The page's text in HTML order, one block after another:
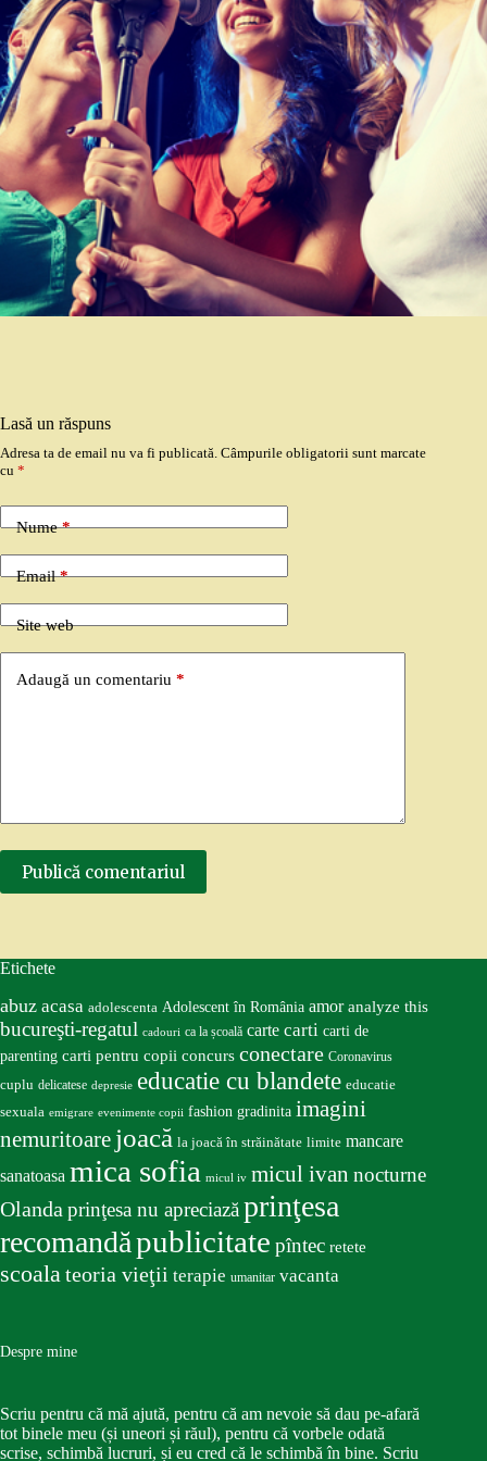
Lasă un răspuns
Adresa ta de email nu va fi publicată. Câmpurile obligatorii sunt marcate
cu *
Nume*
Email*
Site web
Adaugă un comentariu *
Publică comentariul
Etichete
abuz acasa adolescenta Adolescent în România amor analyze this
bucureşti-regatul cadouri ca la școală carte carti carti de
parenting carti pentru copii concurs conectare Coronavirus
cuplu delicatese depresie educatie cu blandete educatie
sexuala emigrare evenimente copii fashion gradinita imagini
nemuritoare joacă la joacă în străinătate limite mancare
sanatoasa mica sofia micul iv micul ivan nocturne
Olandaprinţesa nu apreciazăprinţesa
recomandăpublicitate pîntec retete
scoalateoria vieţii terapie umanitar vacanta
Despre mine
Scriu pentru că mă ajută, pentru că am nevoie să dau pe-afară
tot binele meu (și uneori și răul), pentru că vorbele odată
scrise, schimbă lucruri, și eu cred că le schimbă în bine. Scriu